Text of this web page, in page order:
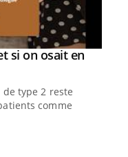
si on osait en
type 2 reste
comme